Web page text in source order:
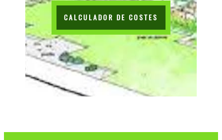
CALCULADOR DE COSTES